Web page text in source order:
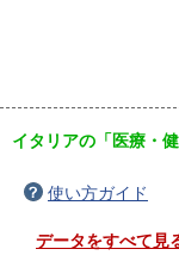
イタリアの「医療・
使い方ガイド
データをすべて見